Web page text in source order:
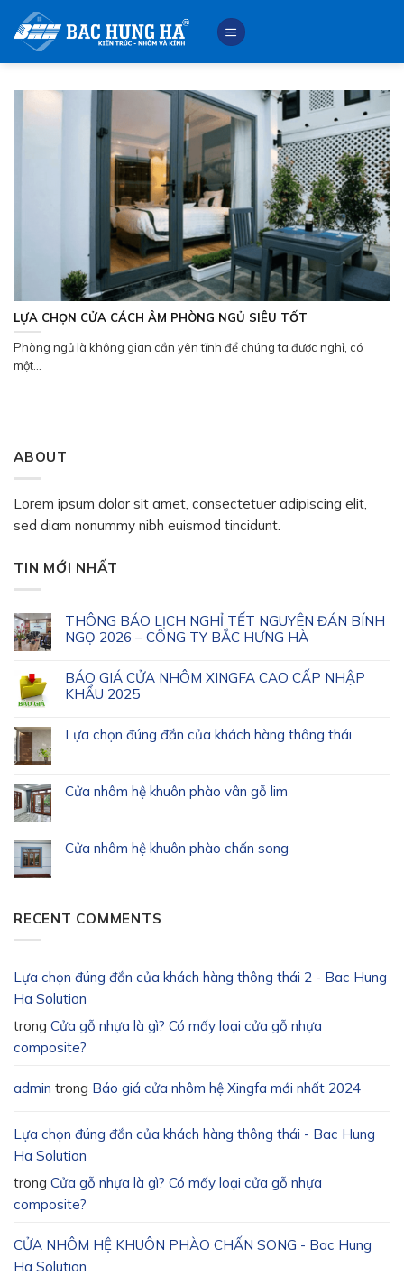
content
LỰA CHỌN CỬA CÁCH ÂM PHÒNG NGỦ SIÊU TỐT
Phòng ngủ là không gian cần yên tĩnh để chúng ta được nghỉ, có
một...
ABOUT
Lorem ipsum dolor sit amet, consectetuer adipiscing elit,
sed diam nonummy nibh euismod tincidunt.
TIN MỚI NHẤT
THÔNG BÁO LỊCH NGHỈ TẾT NGUYÊN ĐÁN BÍNH
NGỌ 2026 – CÔNG TY BẮC HƯNG HÀ
BÁO GIÁ CỬA NHÔM XINGFA CAO CẤP NHẬP
KHẨU 2025
Lựa chọn đúng đắn của khách hàng thông thái
Cửa nhôm hệ khuôn phào vân gỗ lim
Cửa nhôm hệ khuôn phào chấn song
RECENT COMMENTS
Lựa chọn đúng đắn của khách hàng thông thái 2 - Bac Hung
Ha Solution
trong Cửa gỗ nhựa là gì? Có mấy loại cửa gỗ nhựa
composite?
admin trong Báo giá cửa nhôm hệ Xingfa mới nhất 2024
Lựa chọn đúng đắn của khách hàng thông thái - Bac Hung
Ha Solution
trong Cửa gỗ nhựa là gì? Có mấy loại cửa gỗ nhựa
composite?
CỬA NHÔM HỆ KHUÔN PHÀO CHẤN SONG - Bac Hung
Ha Solution